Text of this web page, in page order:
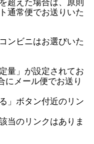
通常便でお送りいた
ンビニはお選びいた
量」が設定されてお
にメール便でお送り
」ボタン付近のリン
当のリンクはありま